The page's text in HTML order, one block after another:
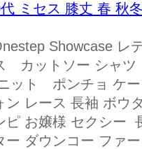
ミセス 膝丈 春 秋
Showcase レ
カットソー シャ
ット ポンチョ ケ
ン レース 長袖 ボウ
ピ お嬢様 セクシー
ー ダウンコー ファ